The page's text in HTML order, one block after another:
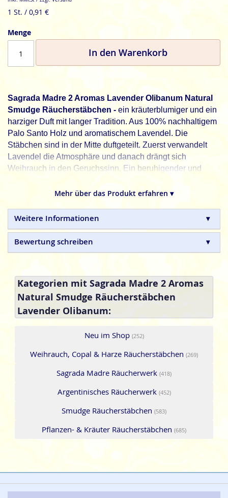
1 St. / 0,91 €
Menge
In den Warenkorb
Sagrada Madre 2 Aromas Lavender Olibanum Natural
Smudge Räucherstäbchen - ein kräuterblumiger und ein
harziger Duft mit langer Tradition. Aus 100% nachhaltigem
Palo Santo Holz und aromatischem Lavendel. Die
Stäbchen sind in der Mitte duftgeteilt. Zuerst verwandelt
Lavendel die Atmosphäre und danach drängt sich
Weihrauch in den Geruchssinn. Ein beruhigender und
Entdecke deine innere Stärke und bezwinge deine
Herausforderungen.
Sagrada Madreargentinische Räucherstäbchen sind in
Handarbeit hergestellte Naturprodukte, ohne tierische,
Zusammensetzung: Kräuter, Harze Holzkohle, Fruchtbiomasse,
natürliches Bindemittel und Salz.
Mehr über das Produkt erfahren ▾
Weitere Informationen
Bewertung schreiben
Kategorien mit Sagrada Madre 2 Aromas
Natural Smudge Räucherstäbchen
Lavender Olibanum:
Neu im Shop (252)
Weihrauch, Copal & Harze Räucherstäbchen (269)
Sagrada Madre Räucherwerk (418)
Argentinisches Räucherwerk (452)
Smudge Räucherstäbchen (583)
Pflanzen- & Kräuter Räucherstäbchen (685)